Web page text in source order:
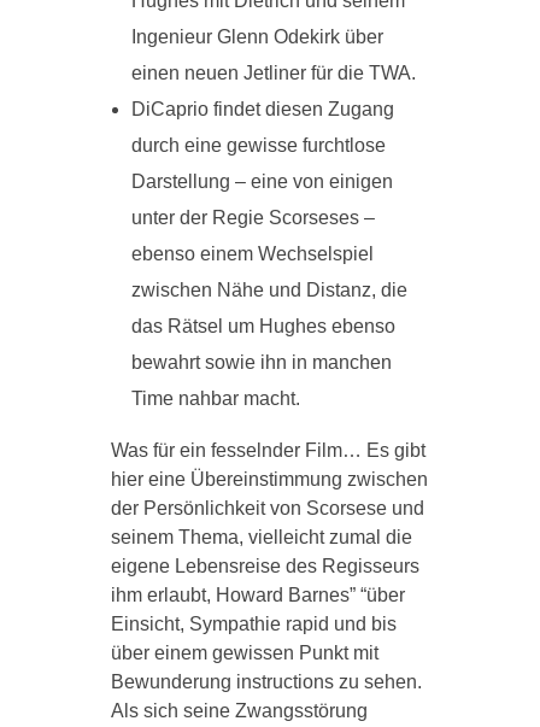
Ingenieur Glenn Odekirk über
einen neuen Jetliner für die TWA.
DiCaprio findet diesen Zugang
durch eine gewisse furchtlose
Darstellung – eine von einigen
unter der Regie Scorseses –
ebenso einem Wechselspiel
zwischen Nähe und Distanz, die
das Rätsel um Hughes ebenso
bewahrt sowie ihn in manchen
Time nahbar macht.
Was für ein fesselnder Film… Es gibt
hier eine Übereinstimmung zwischen
der Persönlichkeit von Scorsese und
seinem Thema, vielleicht zumal die
eigene Lebensreise des Regisseurs
ihm erlaubt, Howard Barnes” “über
Einsicht, Sympathie rapid und bis
über einem gewissen Punkt mit
Bewunderung instructions zu sehen.
Als sich seine Zwangsstörung